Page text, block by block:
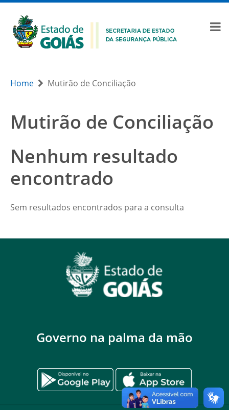
Home Mutirão de Conciliação
Mutirão de Conciliação
Nenhum resultado
encontrado
Sem resultados encontrados para a consulta
Governo na palma da mão